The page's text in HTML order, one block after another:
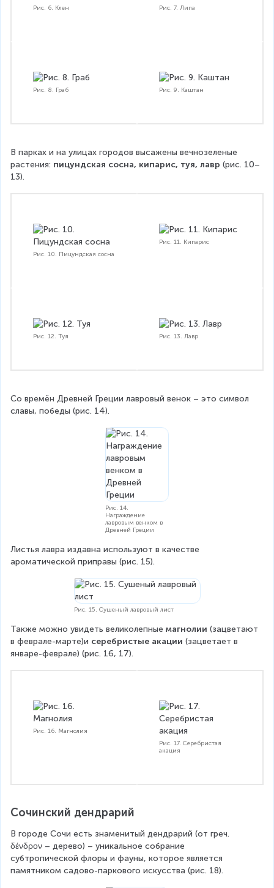
Рис. 6. Клен Рис. 7. Липа
Рис. 8. Граб Рис. 9. Каштан
В парках и на улицах городов высажены вечнозеленые
растения: пицундская сосна, кипарис, туя, лавр (рис. 10–
13).
Рис. 10. Пицундская сосна
Рис. 11. Кипарис
Рис. 12. Туя Рис. 13. Лавр
Со времён Древней Греции лавровый венок – это символ
славы, победы (рис. 14).
Рис. 14.
Награждение
лавровым венком в
Древней Греции
Листья лавра издавна используют в качестве
ароматической приправы (рис. 15).
Рис. 15. Сушеный лавровый лист
Также можно увидеть великолепные магнолии (зацветают
в феврале-марте)и серебристые акации (зацветает в
январе-феврале) (рис. 16, 17).
Рис. 16. Магнолия
Рис. 17. Серебристая
акация
Сочинский дендрарий
В городе Сочи есть знаменитый дендрарий (от греч.
δένδρον – дерево) – уникальное собрание
субтропической флоры и фауны, которое является
памятником садово-паркового искусства (рис. 18).